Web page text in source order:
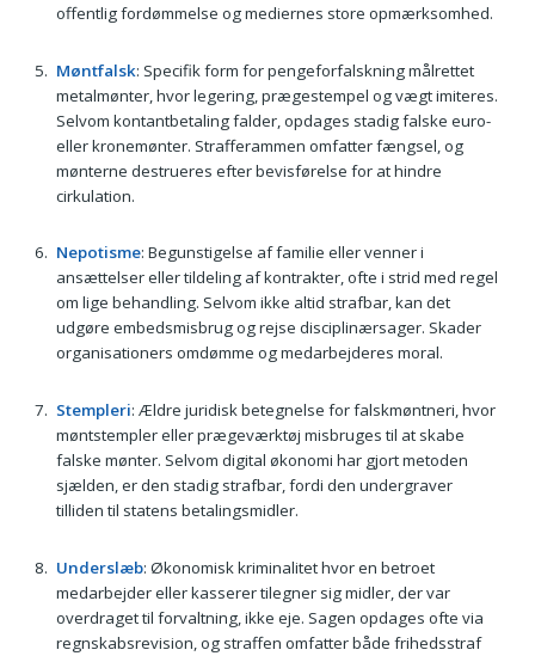
offentlig fordømmelse og mediernes store opmærksomhed.
Møntfalsk: Specifik form for pengeforfalskning målrettet
metalmønter, hvor legering, prægestempel og vægt imiteres.
Selvom kontantbetaling falder, opdages stadig falske euro-
eller kronemønter. Strafferammen omfatter fængsel, og
mønterne destrueres efter bevisførelse for at hindre
cirkulation.
Nepotisme: Begunstigelse af familie eller venner i
ansættelser eller tildeling af kontrakter, ofte i strid med regel
om lige behandling. Selvom ikke altid strafbar, kan det
udgøre embedsmisbrug og rejse disciplinærsager. Skader
organisationers omdømme og medarbejderes moral.
Stempleri: Ældre juridisk betegnelse for falskmøntneri, hvor
møntstempler eller prægeværktøj misbruges til at skabe
falske mønter. Selvom digital økonomi har gjort metoden
sjælden, er den stadig strafbar, fordi den undergraver
tilliden til statens betalingsmidler.
Underslæb: Økonomisk kriminalitet hvor en betroet
medarbejder eller kasserer tilegner sig midler, der var
overdraget til forvaltning, ikke eje. Sagen opdages ofte via
regnskabsrevision, og straffen omfatter både frihedsstraf